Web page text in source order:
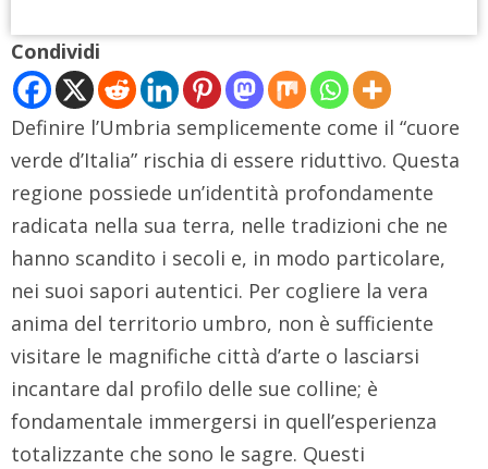
Condividi
Definire l’Umbria semplicemente come il “cuore
verde d’Italia” rischia di essere riduttivo. Questa
regione possiede un’identità profondamente
radicata nella sua terra, nelle tradizioni che ne
hanno scandito i secoli e, in modo particolare,
nei suoi sapori autentici. Per cogliere la vera
anima del territorio umbro, non è sufficiente
visitare le magnifiche città d’arte o lasciarsi
incantare dal profilo delle sue colline; è
fondamentale immergersi in quell’esperienza
totalizzante che sono le sagre. Questi